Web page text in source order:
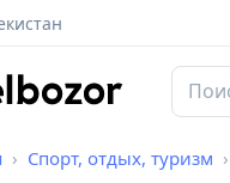
Спорт, отдых, туризм